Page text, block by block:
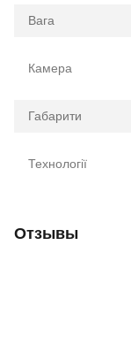
Вага
Камера
Габарити
Технології
Отзывы